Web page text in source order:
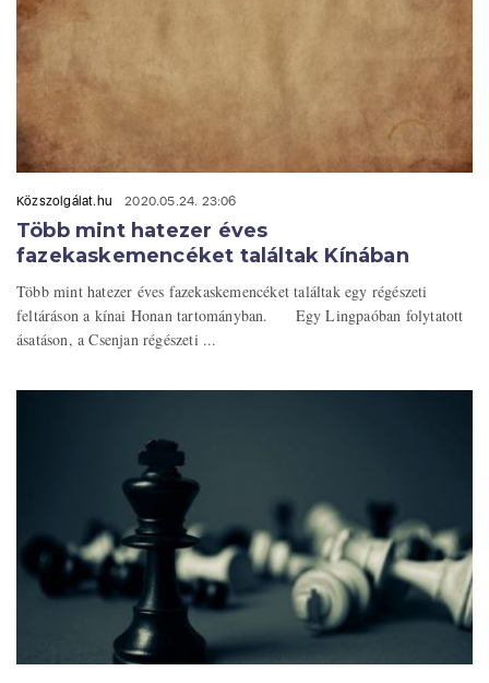
Közszolgálat.hu 2020.05.24. 23:06
Több mint hatezer éves
fazekaskemencéket találtak Kínában
Több mint hatezer éves fazekaskemencéket találtak egy régészeti
feltáráson a kínai Honan tartományban. Egy Lingpaóban folytatott
ásatáson, a Csenjan régészeti ...